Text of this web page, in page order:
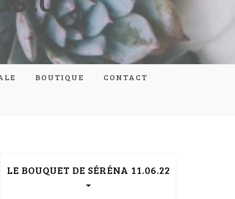
BOUTIQUE CONTACT
LE BOUQUET DE SÉRÉNA 11.06.22